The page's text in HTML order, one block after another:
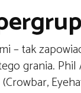
– tak
grania.